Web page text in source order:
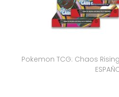
Pokemon TCG: Chaos